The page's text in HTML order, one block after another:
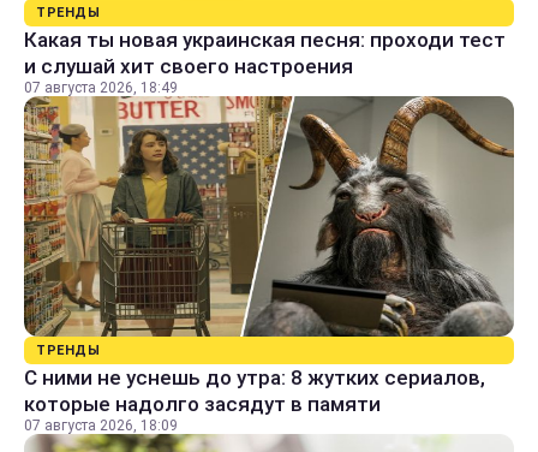
ТРЕНДЫ
Какая ты новая украинская песня: проходи тест
и слушай хит своего настроения
07 августа 2026, 18:49
ТРЕНДЫ
С ними не уснешь до утра: 8 жутких сериалов,
которые надолго засядут в памяти
07 августа 2026, 18:09